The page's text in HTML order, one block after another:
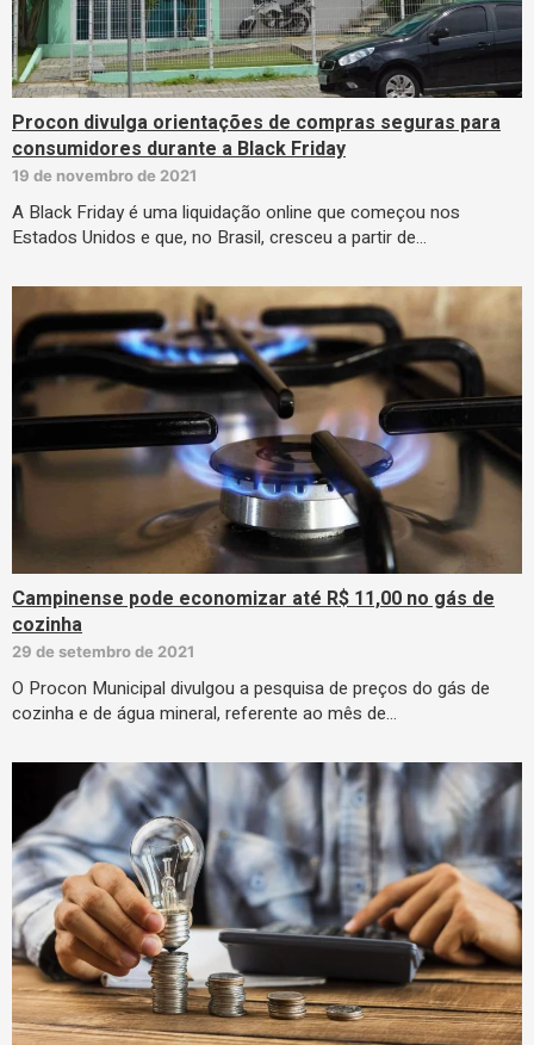
Procon divulga orientações de compras seguras para
consumidores durante a Black Friday
19 de novembro de 2021
A Black Friday é uma liquidação online que começou nos
Estados Unidos e que, no Brasil, cresceu a partir de…
Campinense pode economizar até R$ 11,00 no gás de
cozinha
29 de setembro de 2021
O Procon Municipal divulgou a pesquisa de preços do gás de
cozinha e de água mineral, referente ao mês de…